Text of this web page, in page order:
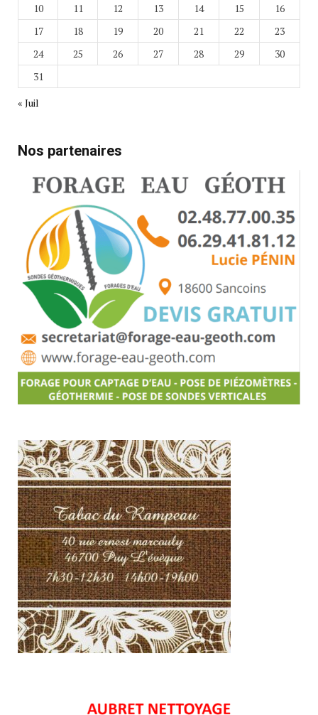
10
11 12 13 14 15
16
17
18 19 20 21 22
23
24
25 26 27 28 29
30
31
« Juil
Nos partenaires